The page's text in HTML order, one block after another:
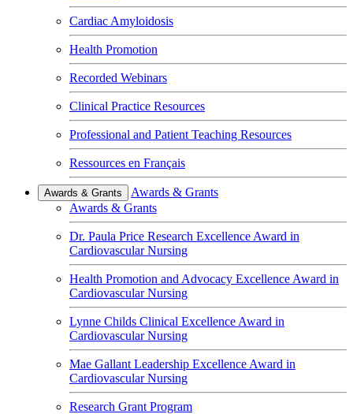
Cardiac Amyloidosis
Health Promotion
Recorded Webinars
Clinical Practice Resources
Professional and Patient Teaching Resources
Ressources en Français
Awards & Grants
Awards & Grants
Awards & Grants
Dr. Paula Price Research Excellence Award in
Cardiovascular Nursing
Health Promotion and Advocacy Excellence Award in
Cardiovascular Nursing
Lynne Childs Clinical Excellence Award in
Cardiovascular Nursing
Mae Gallant Leadership Excellence Award in
Cardiovascular Nursing
Research Grant Program